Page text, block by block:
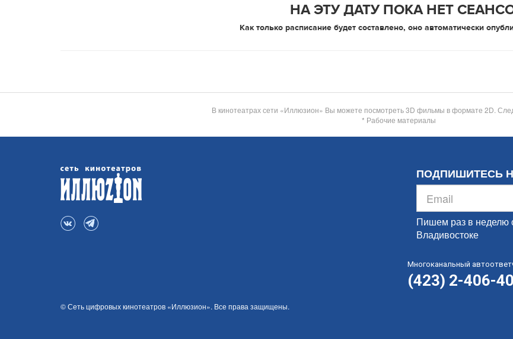
НА ЭТУ ДАТУ ПОКА НЕТ
Как только расписание будет составлено, оно автоматически
В кинотеатрах сети «Иллюзион» Вы можете посмотреть 3D фильмы в формате 2D.
* Рабочие материалы
ПОДПИШИТЕСЬ
Пишем раз в неделю
Владивостоке
Многоканальный
(423) 2-406-
© Сеть цифровых кинотеатров «Иллюзион». Все права защищены.